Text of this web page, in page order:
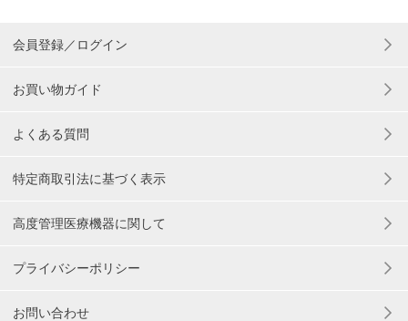
会員登録／ログイン
お買い物ガイド
よくある質問
特定商取引法に基づく表示
高度管理医療機器に関して
プライバシーポリシー
お問い合わせ